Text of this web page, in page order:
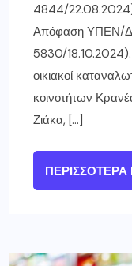
4844/
Απόφαση ΥΠΕΝ/
5830/18.10.2024).
οικιακοί
κοινοτήτων
Ζιάκα, […]